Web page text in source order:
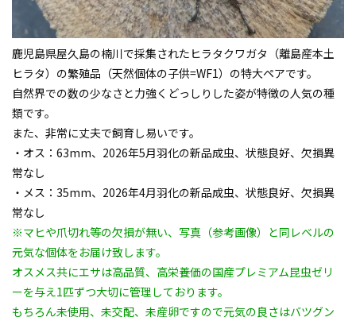
鹿児島県屋久島の楠川で採集された ヒラタクワガタ （離島産本土
ヒラタ）の繁殖品（天然個体の子供=WF1）の特大ペアです。
自然界での数の少なさと力強くどっしりした姿が特徴の人気の種
類です。
また、非常に丈夫で飼育し易いです。
・オス：63mm、2026年5月羽化の新品成虫、状態良好、欠損異
常なし
・メス：35mm、2026年4月羽化の新品成虫、状態良好、欠損異
常なし
※マヒや爪切れ等の欠損が無い、写真（参考画像）と同レベルの
元気な個体をお届け致します。
オスメス共にエサは高品質、高栄養価の国産プレミアム昆虫ゼリ
ーを与え1匹ずつ大切に管理しております。
もちろん未使用、未交配、未産卵ですので元気の良さはバツグン